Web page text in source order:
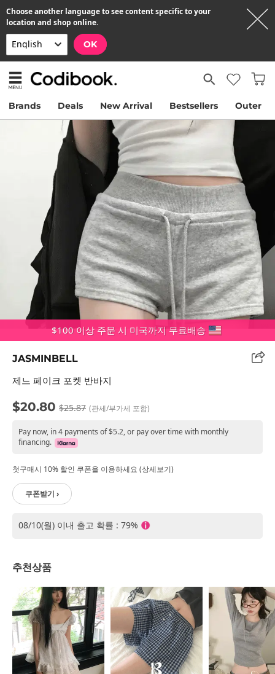
Choose another language to see content specific to your
location and shop online.
OK
Brands Deals New Arrival Bestsellers Outer
$100 이상 주문 시 미국까지 무료배송
JASMINBELL
제느 페이크 포켓 반바지
$20.80 $25.87 (관세/부가세 포함)
Pay now, in 4 payments of $5.2, or pay over time with monthly
financing.
첫구매시 10% 할인 쿠폰을 이용하세요 (상세보기)
쿠폰받기 ›
08/10(월) 이내 출고 확률 : 79%
추천상품